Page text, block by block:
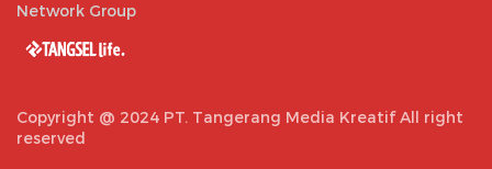
Network Group
Copyright @ 2024 PT. Tangerang Media Kreatif All right
reserved